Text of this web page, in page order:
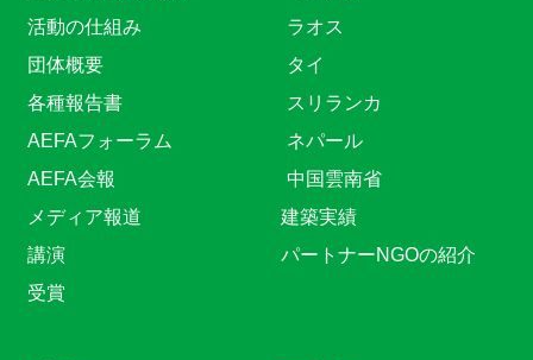
活動の仕組み
団体概要
各種報告書
AEFAフォーラム
AEFA会報
メディア報道
講演
受賞
ラオス
タイ
スリランカ
ネパール
中国雲南省
建築実績
パートナーNGOの紹介